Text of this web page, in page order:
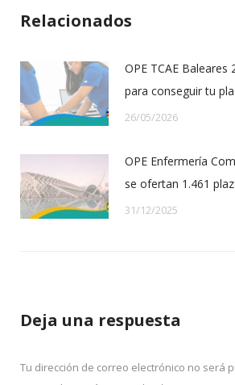
Relacionados
OPE TCAE Baleares
para conseguir tu
26/05/2026
OPE Enfermería
se ofertan 1.461
31/12/2025
Deja una respuesta
Tu dirección de correo electrónico no será